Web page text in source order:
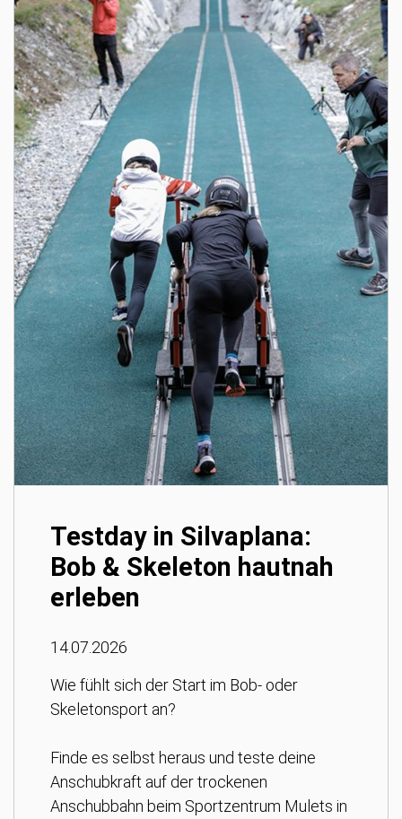
Testday in Silvaplana:
Bob & Skeleton hautnah
erleben
14.07.2026
Wie fühlt sich der Start im Bob- oder
Skeletonsport an?
Finde es selbst heraus und teste deine
Anschubkraft auf der trockenen
Anschubbahn beim Sportzentrum Mulets in